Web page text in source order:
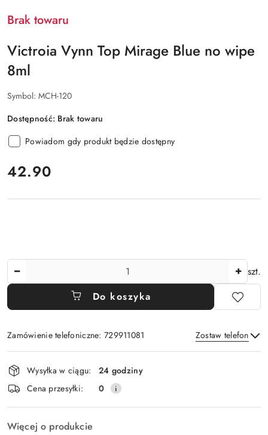
Brak towaru
Victroia Vynn Top Mirage Blue no wipe
8ml
Symbol: MCH-120
Dostępność: Brak towaru
Powiadom gdy produkt będzie dostępny
cena:
42.90
szt.
Do koszyka
Zamówienie telefoniczne: 729911081 Zostaw telefon
Wyślij
Dostępność
i
dostawa
Wysyłka w ciągu:
24 godziny
Cena przesyłki:
0
Więcej o produkcie